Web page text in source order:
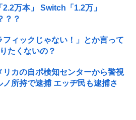
万本」 Switch「1.2万」
？？
フィックじゃない！」とか言って
たくないの？
カの自ポ検知センターから警視
所持で逮捕 エッヂ民も逮捕さ